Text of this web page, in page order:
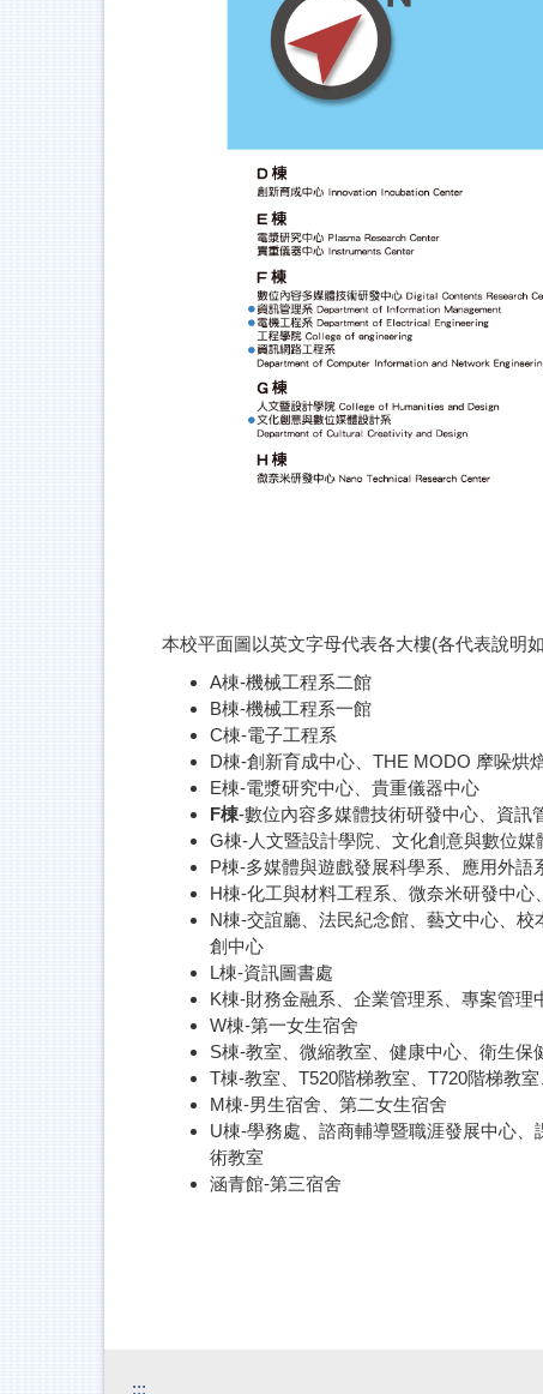
本校平面圖以英文字母代表各大樓(各代表說明
A棟-機械工程系二館
B棟-機械工程系一館
C棟-電子工程系
D棟-創新育成中心、THE MODO 摩哚烘
E棟-電漿研究中心、貴重儀器中心
F棟-數位內容多媒體技術研發中心、資訊
G棟-人文暨設計學院、文化創意與數位媒
P棟-多媒體與遊戲發展科學系、應用外語
H棟-化工與材料工程系、微奈米研發中
N棟-交誼廳、法民紀念館、藝文中心、
創中心
L棟-資訊圖書處
K棟-財務金融系、企業管理系、專案管
W棟-第一女生宿舍
S棟-教室、微縮教室、健康中心、衛生保
T棟-教室、T520階梯教室、T720階梯教
M棟-男生宿舍、第二女生宿舍
U棟-學務處、諮商輔導暨職涯發展中心
術教室
涵青館-第三宿舍
:::